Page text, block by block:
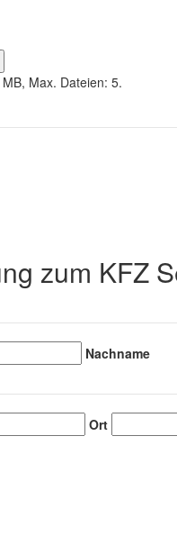
Max. Dateien: 5.
zum KFZ
Nachname
Ort